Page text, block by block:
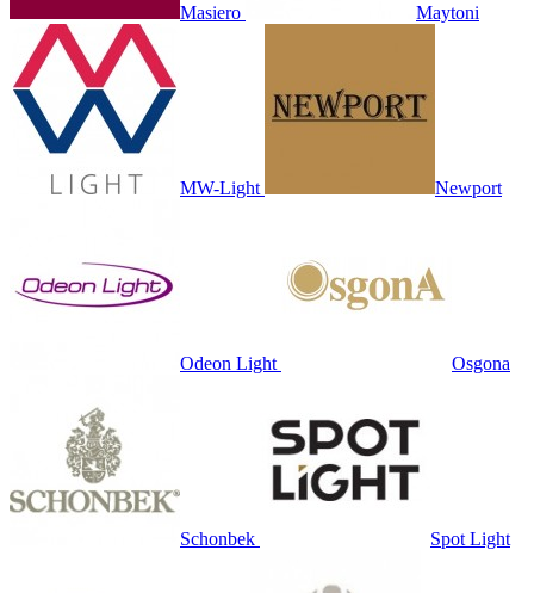
Masiero Maytoni
MW-Light Newport
Odeon Light Osgona
Schonbek Spot Light